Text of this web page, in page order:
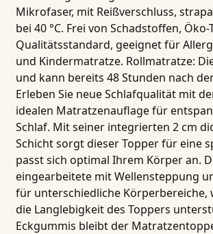
Mikrofaser, mit Reißverschluss,
bei 40 °C. Frei von Schadstoffen,
Qualitätsstandard, geeignet für
und Kindermatratze. Rollmatratze:
und kann bereits 48 Stunden nach
Erleben Sie neue Schlafqualität mit
idealen Matratzenauflage für
Schlaf. Mit seiner integrierten 2 cm
Schichtsorgt dieser Topper für eine
passt sich optimal Ihrem Körper an.
eingearbeitete mitWellensteppung
für unterschiedliche Körperbereiche,
die Langlebigkeit des Toppers
Eckgummis bleibt der